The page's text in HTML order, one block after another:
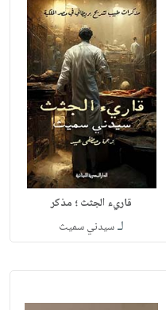
قاريء الجثث ؛ مذكر
لـسيدني سميث